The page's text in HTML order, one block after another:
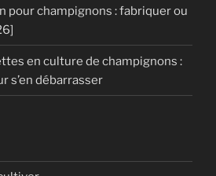
pour champignons : fabriquer ou
en culture de champignons :
s’en débarrasser